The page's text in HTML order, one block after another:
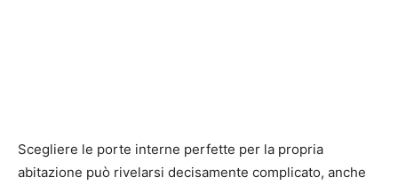
Scegliere le porte interne perfette per la propria
abitazione può rivelarsi decisamente complicato, anche